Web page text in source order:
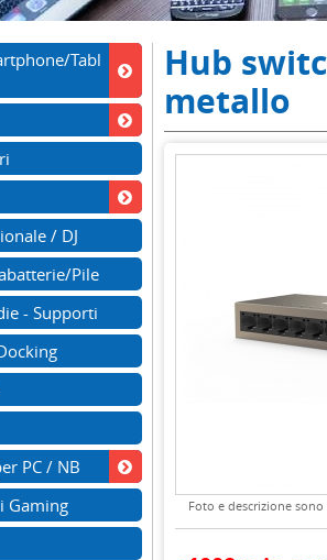
Hub
metallo
Foto e descrizione
Tabl
/ DJ
Pile
- Supporti
PC / NB
Gaming